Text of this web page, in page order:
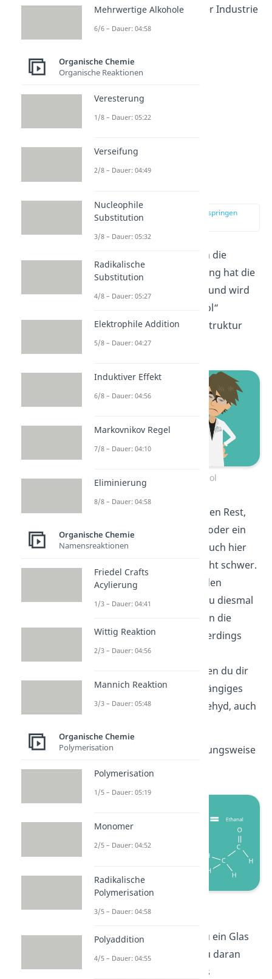
Die Alkohole werden in der Industrie
und auch im Haushalt als
zur Stelle im Video springen
Des Weiteren gibt es noch die
Aldehyde. Diese Verbindung hat die
funktionelle Gruppe CHO und wird
auch „dehydrierter Alkohol“
genannt. Die allgemeine Struktur
sieht so aus:
Dehydrierter Alkohol
Dabei steht R wieder für den Rest,
der ein
Wasserstoffatom
oder ein
Organyl-Rest
sein kann. Auch hier
ist die Namensgebung nicht schwer.
Du gehst ähnlich wie bei den
Alkoholen vor, nur, dass du diesmal
an das ursprüngliche Alkan die
Endung „al“ anhängst. Allerdings
wirst du hier jeweils einen
Trivialnamen vorfinden, den du dir
gut merken solltest. Ein gängiges
Beispiel dafür ist Formaldehyd, auch
Auch Acetaldehyd, beziehungsweise
Ethanal, gehört dazu.
Das nächste Mal, wenn du ein Glas
Rotwein trinkst, kannst du daran
denken, dass Aldehyde als
Mehrwertige Alkohole
6/6 – Dauer: 04:58
Organische Chemie
Organische Reaktionen
Veresterung
1/8 – Dauer: 05:22
Verseifung
2/8 – Dauer: 04:49
Nucleophile
Substitution
3/8 – Dauer: 05:32
Radikalische
Substitution
4/8 – Dauer: 05:27
Elektrophile Addition
5/8 – Dauer: 04:27
Induktiver Effekt
6/8 – Dauer: 04:56
Markovnikov Regel
7/8 – Dauer: 04:10
Eliminierung
8/8 – Dauer: 04:58
Organische Chemie
Namensreaktionen
Friedel Crafts
Acylierung
1/3 – Dauer: 04:41
Wittig Reaktion
2/3 – Dauer: 04:56
Mannich Reaktion
3/3 – Dauer: 05:48
Organische Chemie
Polymerisation
Polymerisation
1/5 – Dauer: 05:19
Monomer
2/5 – Dauer: 04:52
Radikalische
Polymerisation
3/5 – Dauer: 04:58
Polyaddition
4/5 – Dauer: 04:55